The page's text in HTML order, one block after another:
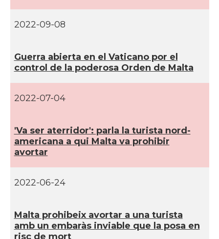
2022-09-08
Guerra abierta en el Vaticano por el
control de la poderosa Orden de Malta
2022-07-04
'Va ser aterridor': parla la turista nord-
americana a qui Malta va prohibir
avortar
2022-06-24
Malta prohibeix avortar a una turista
amb un embaràs inviable que la posa en
risc de mort